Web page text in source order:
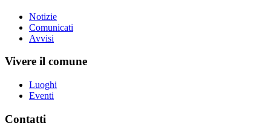
Notizie
Comunicati
Avvisi
Vivere il comune
Luoghi
Eventi
Contatti